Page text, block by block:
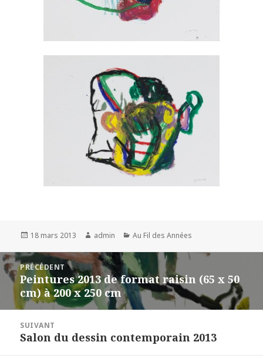
Publié
18 mars 2013 Auteur
admin Catégories
Au Fil des Années
Navigation
de
l’article
PRÉCÉDENT
Article
précédent :
Peintures 2013 de format raisin (65 x 50
cm) à 200 x 250 cm
SUIVANT
Article
Salon du dessin contemporain 2013